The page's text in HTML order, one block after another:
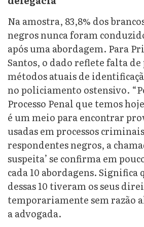
Na amostra, 83,8% dos
negros nunca foram
após uma abordagem. Para
Santos, o dado reflete falta de
métodos atuais de
no policiamento ostensivo.
Processo Penal que temos
é um meio para encontrar
usadas em processos
respondentes negros, a
suspeita’ se confirma em
cada 10 abordagens. Significa
dessas 10 tiveram os seus
temporariamente sem razão
a advogada.